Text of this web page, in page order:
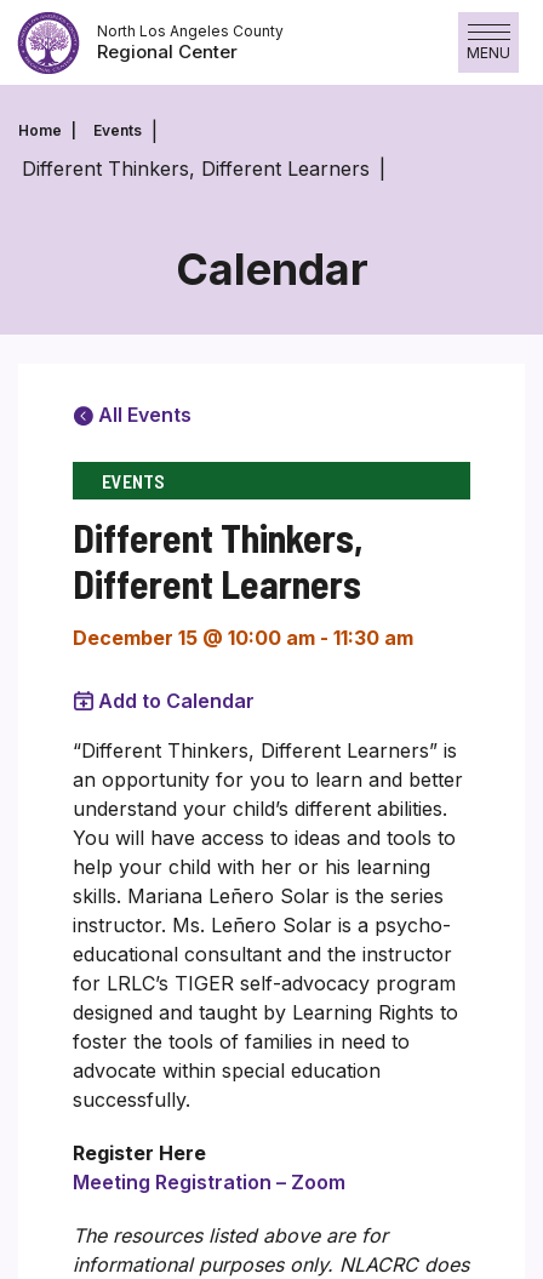
Skip
to
content
North Los Angeles County
Regional Center MENU
Home Events
Different Thinkers, Different Learners
Calendar
All Events
EVENTS
Different Thinkers,
Different Learners
December 15 @ 10:00 am - 11:30 am
Add to Calendar
“Different Thinkers, Different Learners” is
an opportunity for you to learn and better
understand your child’s different abilities.
You will have access to ideas and tools to
help your child with her or his learning
skills. Mariana Leñero Solar is the series
instructor. Ms. Leñero Solar is a psycho-
educational consultant and the instructor
for LRLC’s TIGER self-advocacy program
designed and taught by Learning Rights to
foster the tools of families in need to
advocate within special education
successfully.
Register Here
Meeting Registration – Zoom
The resources listed above are for
informational purposes only. NLACRC does